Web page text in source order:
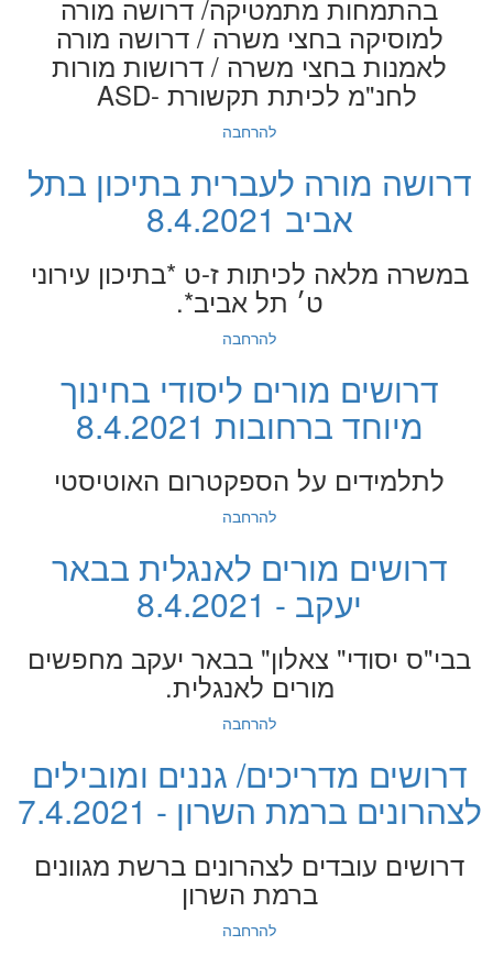
בהתמחות מתמטיקה/ דרושה מורה
למוסיקה בחצי משרה / דרושה מורה
לאמנות בחצי משרה / דרושות מורות
לחנ"מ לכיתת תקשורת -ASD
להרחבה
דרושה מורה לעברית בתיכון בתל
אביב 8.4.2021
במשרה מלאה לכיתות ז-ט *בתיכון עירוני
ט׳ תל אביב*.
להרחבה
דרושים מורים ליסודי בחינוך
מיוחד ברחובות 8.4.2021
לתלמידים על הספקטרום האוטיסטי
להרחבה
דרושים מורים לאנגלית בבאר
יעקב - 8.4.2021
בבי"ס יסודי" צאלון" בבאר יעקב מחפשים
מורים לאנגלית.
להרחבה
דרושים מדריכים/ גננים ומובילים
לצהרונים ברמת השרון - 7.4.2021
דרושים עובדים לצהרונים ברשת מגוונים
ברמת השרון
להרחבה